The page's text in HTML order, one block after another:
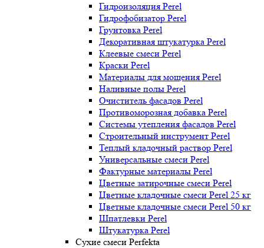
Гидроизоляция Perel
Гидрофобизатор Perel
Грунтовка Perel
Декоративная штукатурка Perel
Клеевые смеси Perel
Краски Perel
Материалы для мощения Perel
Наливные полы Perel
Очиститель фасадов Perel
Противоморозная добавка Perel
Системы утепления фасадов Perel
Строительный инструмент Perel
Теплый кладочный раствор Perel
Универсальные смеси Perel
Фактурные материалы Perel
Цветные затирочные смеси Perel
Цветные кладочные смеси Perel 25 кг
Цветные кладочные смеси Perel 50 кг
Шпатлевки Perel
Штукатурка Perel
Сухие смеси Perfekta